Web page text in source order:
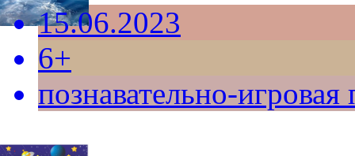
15.06.2023
6+
познавательно-